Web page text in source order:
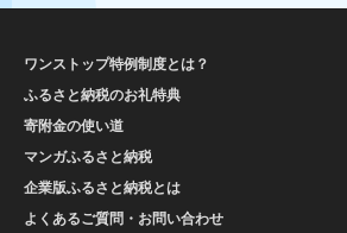
ワンストップ特例制度とは？
ふるさと納税のお礼特典
寄附金の使い道
マンガふるさと納税
企業版ふるさと納税とは
よくあるご質問・お問い合わせ